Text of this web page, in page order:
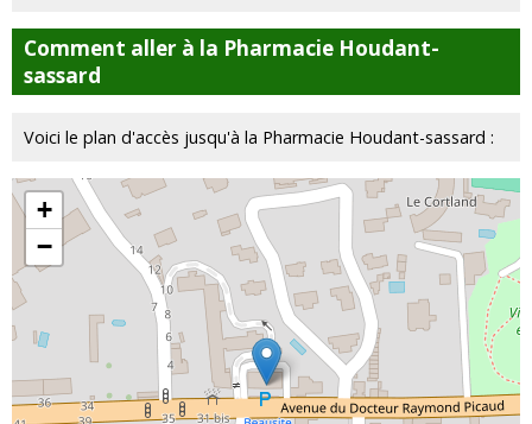
Comment aller à la Pharmacie Houdant-
sassard
Voici le plan d'accès jusqu'à la Pharmacie Houdant-sassard :
+
−